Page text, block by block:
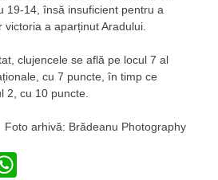
19-14, însă insuficient pentru a
a aparținut Aradului.
clujencele se află pe locul 7 al
cu 7 puncte, în timp ce
2, cu 10 puncte.
Foto arhivă: Brădeanu Photography